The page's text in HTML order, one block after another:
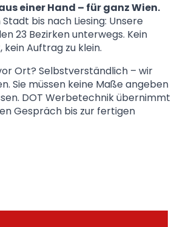
einer Hand – für ganz Wien.
bis nach Liesing: Unsere
23 Bezirken unterwegs. Kein
kein Auftrag zu klein.
Ort? Selbstverständlich – wir
Sie müssen keine Maße angeben
DOT Werbetechnik übernimmt
Gespräch bis zur fertigen